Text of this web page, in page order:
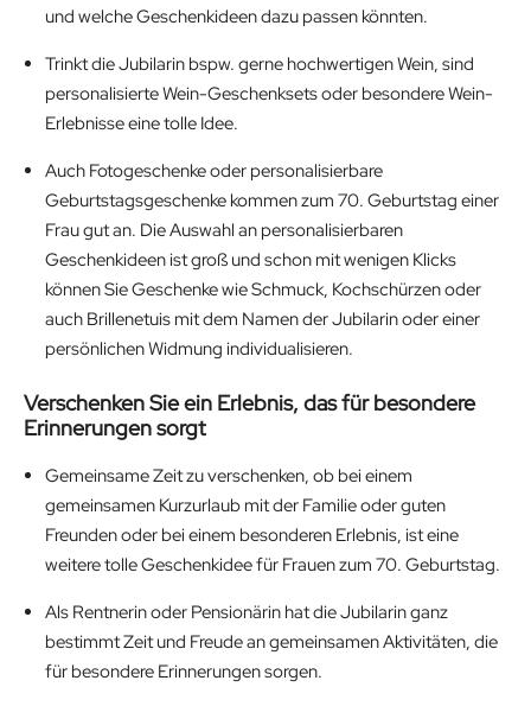
und welche Geschenkideen dazu passen könnten.
Trinkt die Jubilarin bspw. gerne hochwertigen Wein, sind
personalisierte Wein-Geschenksets oder besondere Wein-
Erlebnisse eine tolle Idee.
Auch Fotogeschenke oder personalisierbare
Geburtstagsgeschenke kommen zum 70. Geburtstag einer
Frau gut an. Die Auswahl an personalisierbaren
Geschenkideen ist groß und schon mit wenigen Klicks
können Sie Geschenke wie Schmuck, Kochschürzen oder
auch Brillenetuis mit dem Namen der Jubilarin oder einer
persönlichen Widmung individualisieren.
Verschenken Sie ein Erlebnis, das für besondere
Erinnerungen sorgt
Gemeinsame Zeit zu verschenken, ob bei einem
gemeinsamen Kurzurlaub mit der Familie oder guten
Freunden oder bei einem besonderen Erlebnis, ist eine
weitere tolle Geschenkidee für Frauen zum 70. Geburtstag.
Als Rentnerin oder Pensionärin hat die Jubilarin ganz
bestimmt Zeit und Freude an gemeinsamen Aktivitäten, die
für besondere Erinnerungen sorgen.